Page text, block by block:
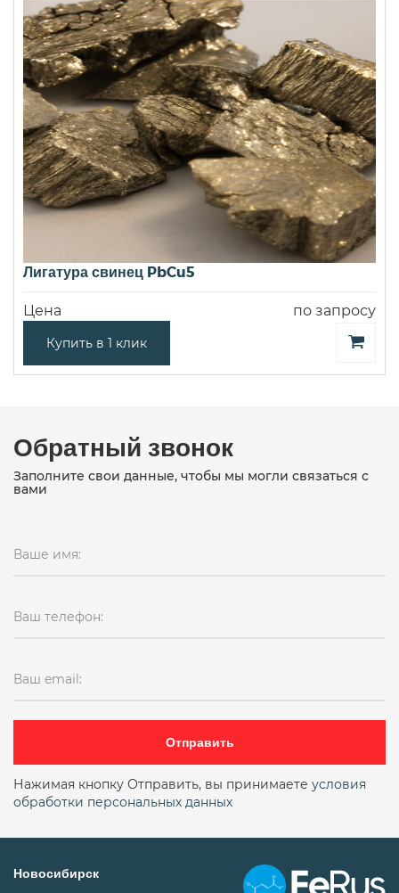
Лигатура свинец PbCu5
Цена по запросу
Купить в 1 клик
Обратный звонок
Заполните свои данные, чтобы мы могли связаться с
вами
Ваше имя:
Ваш телефон:
Ваш email:
Отправить
Нажимая кнопку Отправить, вы принимаете условия
обработки персональных данных
Новосибирск